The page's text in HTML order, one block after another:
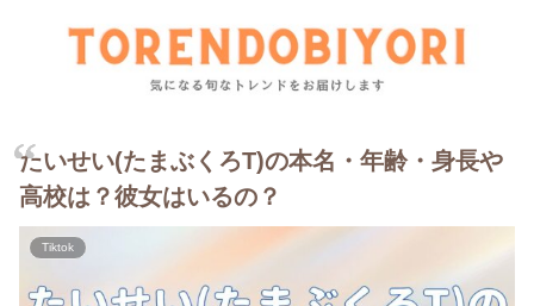
たいせい(たまぶくろT)の本名・年齢・身長や
高校は？彼女はいるの？
Tiktok